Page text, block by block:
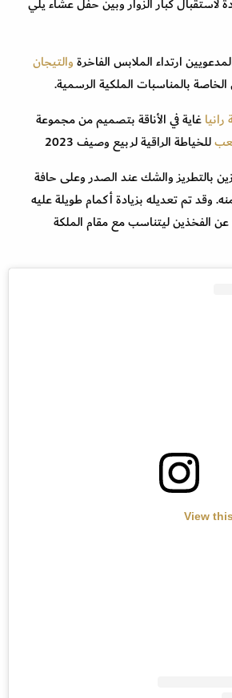
ارتداء الملابس الفاخرةوالتيجان
الخاصة بالمناسبات الملكية الرسمية.
رانياغاية في الأناقة بتصميم من مجموعة
للخياطة الراقية لربيع وصيف 2023
بالتطريز والشك عند الصدر وعلى حافة
وقد تم تعديله بزيادة أكمام طويلة عليه
الفخذين ليتناسب مع مقام الملكة
View